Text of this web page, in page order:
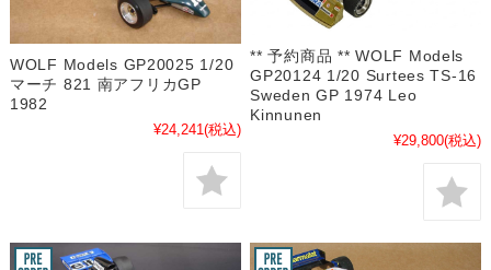
WOLF Models GP20025 1/20
マーチ 821 南アフリカGP
1982
¥24,241(税込)
** 予約商品 ** WOLF Models
GP20124 1/20 Surtees TS-16
Sweden GP 1974 Leo
Kinnunen
¥29,800(税込)